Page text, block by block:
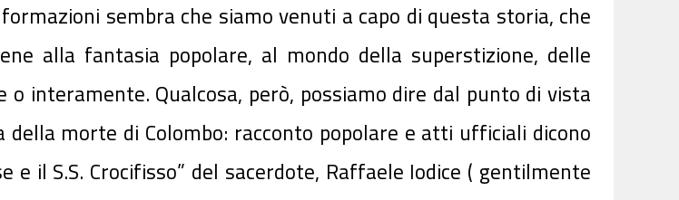
sembra che siamo venuti a capo di questa storia, che
alla fantasia popolare, al mondo della superstizione, delle
interamente. Qualcosa, però, possiamo dire dal punto di vista
morte di Colombo: racconto popolare e atti ufficiali dicono
il S.S. Crocifisso” del sacerdote, Raffaele Iodice ( gentilmente